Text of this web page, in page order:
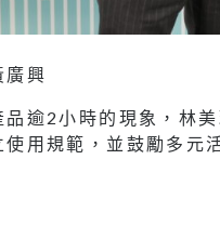
廣興
逾2小時的現象，林
用規範，並鼓勵多元